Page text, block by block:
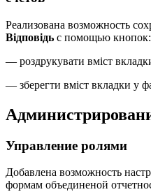
Реализована возможность
Відповідь с помощью кнопок:
— роздрукувати вміст
— зберегти вміст вкладки у
Управление ролями
Добавлена возможность
формам объединеной